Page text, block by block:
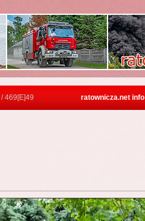
/ 469[E]49 ratownicza.net info